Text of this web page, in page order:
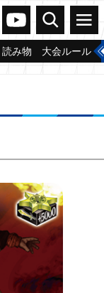
ヴァンガードch
検索 メニュー
読み物 大会ルール